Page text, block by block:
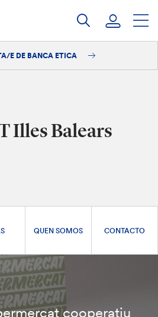
E DE BANCA ETICA
Illes Balears
QUEN SOMOS CONTACTO
cooperatiu